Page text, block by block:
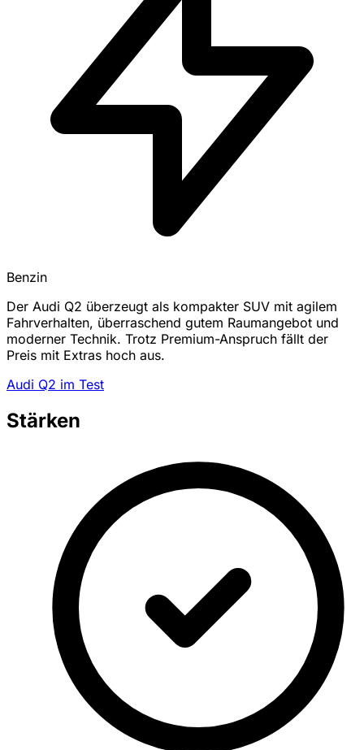
Benzin
Der Audi Q2 überzeugt als kompakter SUV mit agilem
Fahrverhalten, überraschend gutem Raumangebot und
moderner Technik. Trotz Premium-Anspruch fällt der
Preis mit Extras hoch aus.
Audi Q2 im Test
Stärken